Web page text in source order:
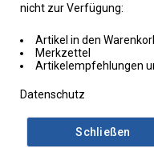
nicht zur Verfügung:
Artikel in den
Merkzettel
Artikelempfehlungen
Datenschutz
Schließen